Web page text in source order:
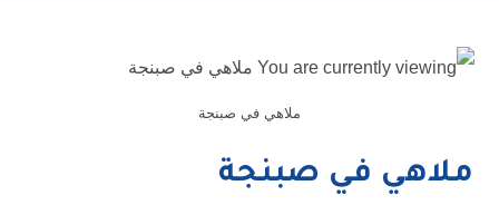
ملاهي في صبنجة
ملاهي في صبنجة